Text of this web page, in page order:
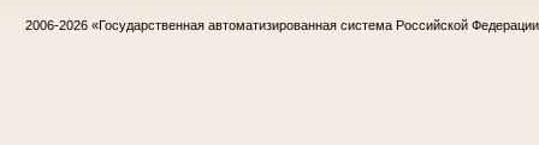
2006-2026 «Государственная автоматизированная система Российской